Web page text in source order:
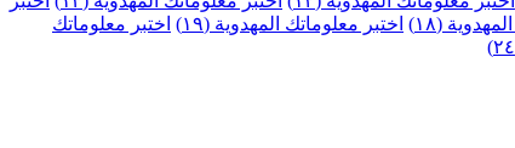
(١٨) اختبر معلوماتك المهدوية (١٩)
اختبر معلوماتك